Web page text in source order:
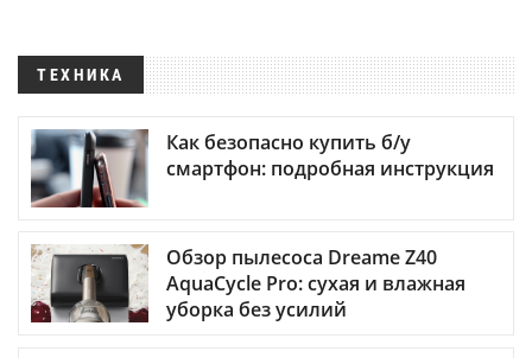
ТЕХНИКА
Как безопасно купить б/у
смартфон: подробная инструкция
Обзор пылесоса Dreame Z40
AquaCycle Pro: сухая и влажная
уборка без усилий